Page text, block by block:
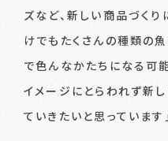
ズなど、新しい商品づくり
けでもたくさんの種類の
で色んなかたちになる可
イメージにとらわれず新
ていきたいと思っています